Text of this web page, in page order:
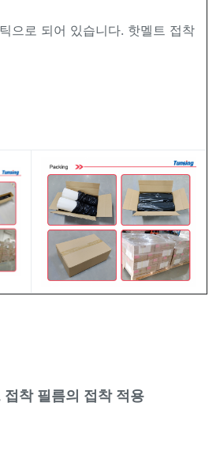
으로 되어 있습니다. 핫멜트 접착
착 필름의 접착 적용